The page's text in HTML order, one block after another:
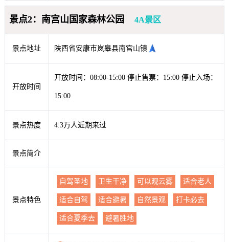
景点2：南宫山国家森林公园 4A景区
景点地址 陕西省安康市岚皋县南宫山镇
开放时间
开放时间：08:00-15:00 停止售票：15:00 停止入场：
15:00
景点热度 4.3万人近期来过
景点简介
景点特色
自驾圣地 卫生干净 可以观云雾 适合老人
适合自驾 适合避暑 自然景观 打卡必去
适合夏季去 避暑胜地